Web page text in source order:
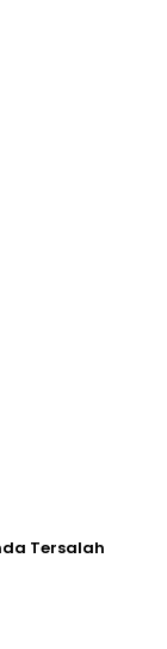
Tersalah